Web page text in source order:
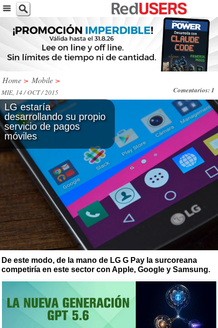
Home > Mobile >
Comentarios: 1
MIE, 14 / OCT / 2015
LG estaría
desarrollando su propio
servicio de pagos
móviles
De este modo, de la mano de LG G Pay la surcoreana
competiría en este sector con Apple, Google y Samsung.